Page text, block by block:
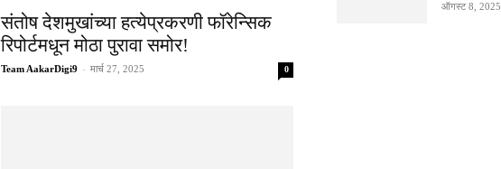
संतोष देशमुखांच्या हत्येप्रकरणी फॉरेन्सिक
रिपोर्टमधून मोठा पुरावा समोर!
Team AakarDigi9 - मार्च 27, 2025 0
ऑगस्ट 8, 2025